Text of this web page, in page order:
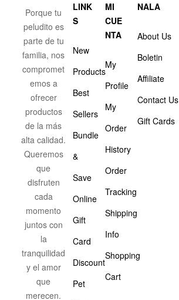
Porque tu
peludito es
parte de tu
familia, nos
compromet
emos a
ofrecer
productos
de la más
alta calidad.
Queremos
que
disfruten
cada
momento
juntos con
la
tranquilidad
y el amor
que
merecen.
LINK
S
New
Products
Best
Sellers
Bundle
&
Save
Online
Gift
Card
Discount
Pet
MI
CUE
NTA
My
Profile
My
Order
History
Order
Tracking
Shipping
Info
Shopping
Cart
NALA
About Us
Boletin
Affiliate
Contact Us
Gift Cards